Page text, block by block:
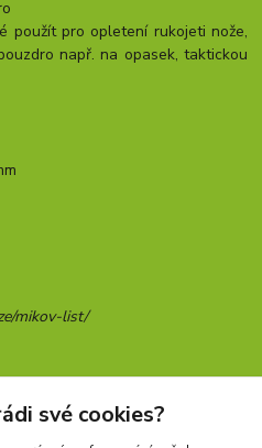
použít pro opletení rukojeti nože,
např. na opasek, taktickou
atd.
mikov-list/
své cookies?